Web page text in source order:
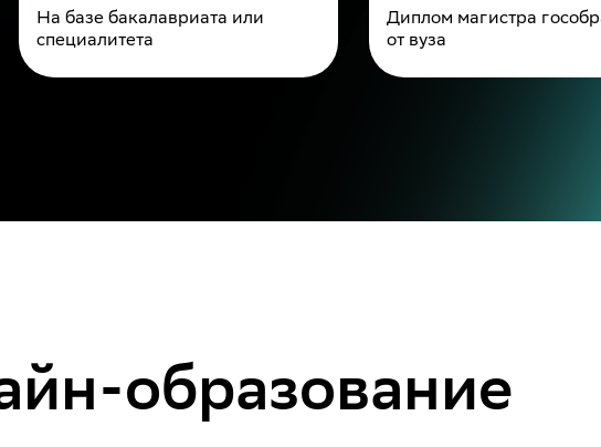
На базе бакалавриата или
специалитета
Диплом магистра
от вуза
образование